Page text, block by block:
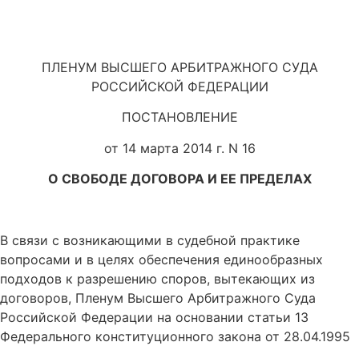
ПЛЕНУМ ВЫСШЕГО АРБИТРАЖНОГО СУДА
РОССИЙСКОЙ ФЕДЕРАЦИИ
ПОСТАНОВЛЕНИЕ
от 14 марта 2014 г. N 16
О СВОБОДЕ ДОГОВОРА И ЕЕ ПРЕДЕЛАХ
В связи с возникающими в судебной практике
вопросами и в целях обеспечения единообразных
подходов к разрешению споров, вытекающих из
договоров, Пленум Высшего Арбитражного Суда
Российской Федерации на основании статьи 13
Федерального конституционного закона от 28.04.1995